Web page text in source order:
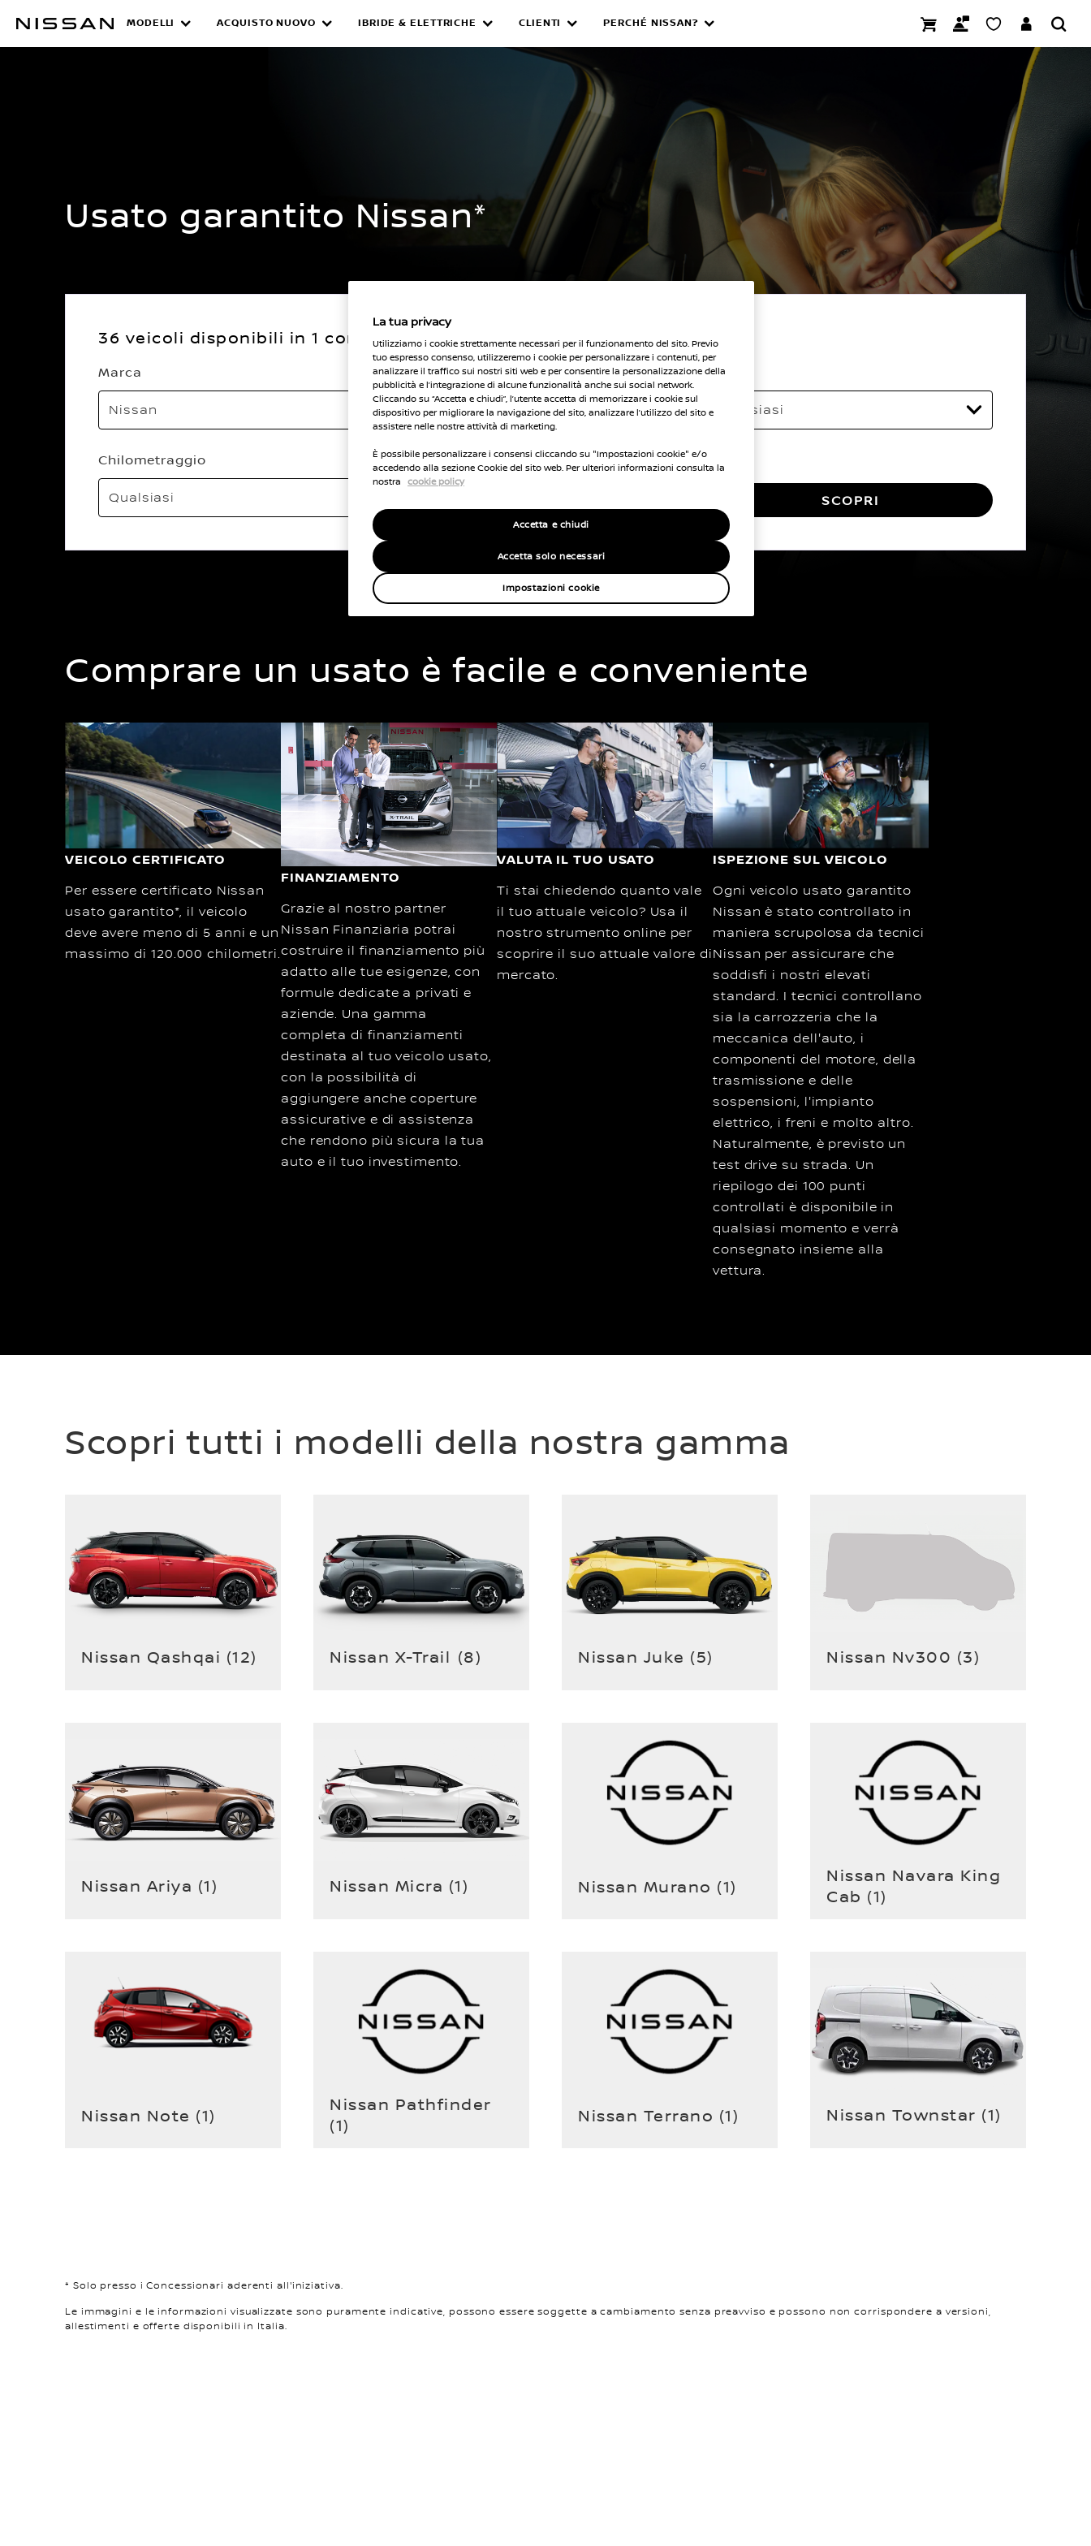
USED CARS LANDING
MODELLI ACQUISTO NUOVO IBRIDE & ELETTRICHE CLIENTI PERCHÉ NISSAN?
Usato garantito Nissan*
36 veicoli disponibili in 1 concessionarie
Marca Modello Prezzo
Chilometraggio Posizione
SCOPRI
Comprare un usato è facile e conveniente
VEICOLO CERTIFICATO
Per essere certificato Nissan
usato garantito*, il veicolo
deve avere meno di 5 anni e un
massimo di 120.000 chilometri.
FINANZIAMENTO
Grazie al nostro partner
Nissan Finanziaria potrai
costruire il finanziamento più
adatto alle tue esigenze, con
formule dedicate a privati e
aziende. Una gamma
completa di finanziamenti
destinata al tuo veicolo usato,
con la possibilità di
aggiungere anche coperture
assicurative e di assistenza
che rendono più sicura la tua
auto e il tuo investimento.
VALUTA IL TUO USATO
Ti stai chiedendo quanto vale
il tuo attuale veicolo? Usa il
nostro strumento online per
scoprire il suo attuale valore di
mercato.
ISPEZIONE SUL VEICOLO
Ogni veicolo usato garantito
Nissan è stato controllato in
maniera scrupolosa da tecnici
Nissan per assicurare che
soddisfi i nostri elevati
standard. I tecnici controllano
sia la carrozzeria che la
meccanica dell'auto, i
componenti del motore, della
trasmissione e delle
sospensioni, l'impianto
elettrico, i freni e molto altro.
Naturalmente, è previsto un
test drive su strada. Un
riepilogo dei 100 punti
controllati è disponibile in
qualsiasi momento e verrà
consegnato insieme alla
vettura.
Scopri tutti i modelli della nostra gamma
Nissan Qashqai (12) Nissan X-Trail (8) Nissan Juke (5) Nissan Nv300 (3)
Nissan Ariya (1) Nissan Micra (1) Nissan Murano (1)
Nissan Navara King
Cab (1)
Nissan Note (1)
Nissan Pathfinder
(1) Nissan Terrano (1) Nissan Townstar (1)
* Solo presso i Concessionari aderenti all'iniziativa.
Le immagini e le informazioni visualizzate sono puramente indicative, possono essere soggette a cambiamento senza preavviso e possono non corrispondere a versioni,
allestimenti e offerte disponibili in Italia.
La tua privacy
Utilizziamo i cookie strettamente necessari per il funzionamento del sito. Previo
tuo espresso consenso, utilizzeremo i cookie per personalizzare i contenuti, per
analizzare il traffico sui nostri siti web e per consentire la personalizzazione della
pubblicità e l’integrazione di alcune funzionalità anche sui social network.
Cliccando su “Accetta e chiudi”, l’utente accetta di memorizzare i cookie sul
dispositivo per migliorare la navigazione del sito, analizzare l’utilizzo del sito e
assistere nelle nostre attività di marketing.
È possibile personalizzare i consensi cliccando su "Impostazioni cookie" e/o
accedendo alla sezione Cookie del sito web. Per ulteriori informazioni consulta la
nostra
cookie policy
Accetta solo necessari
Accetta e chiudi
Impostazioni cookie